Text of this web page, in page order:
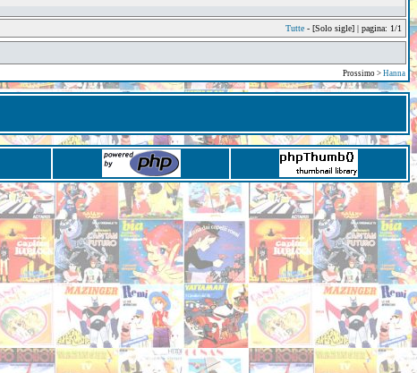
Tutte - [Solo sigle] | pagina: 1/1
Prossimo > Hanna